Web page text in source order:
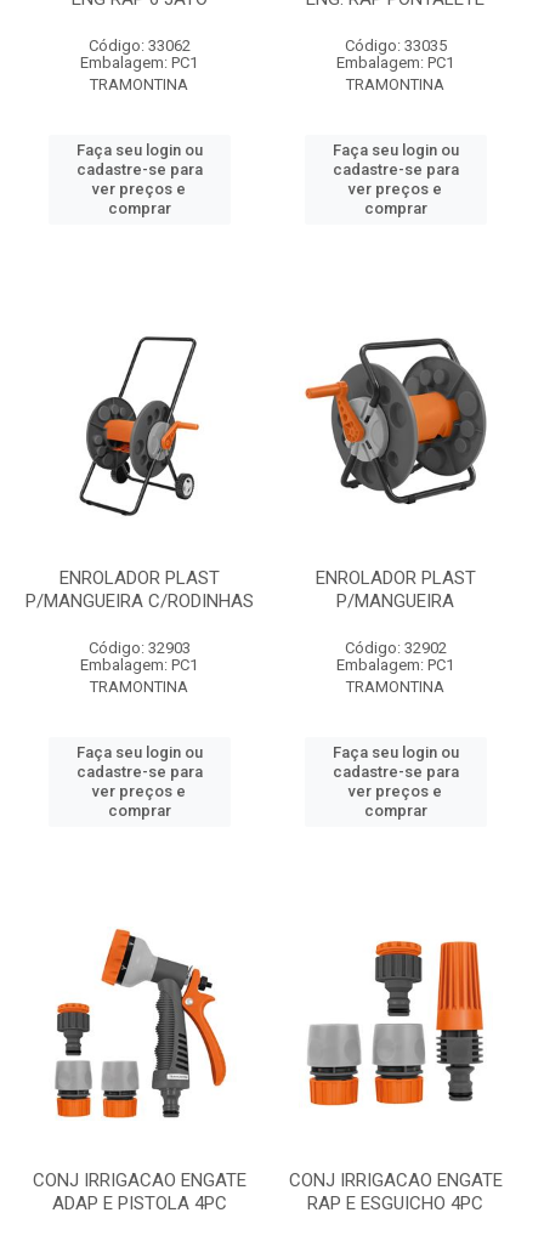
Código: 33062
Embalagem: PC1
TRAMONTINA
Faça seu login ou
cadastre-se para
ver preços e
comprar
Código: 33035
Embalagem: PC1
TRAMONTINA
Faça seu login ou
cadastre-se para
ver preços e
comprar
ENROLADOR PLAST
P/MANGUEIRA C/RODINHAS
Código: 32903
Embalagem: PC1
TRAMONTINA
Faça seu login ou
cadastre-se para
ver preços e
comprar
ENROLADOR PLAST
P/MANGUEIRA
Código: 32902
Embalagem: PC1
TRAMONTINA
Faça seu login ou
cadastre-se para
ver preços e
comprar
CONJ IRRIGACAO ENGATE
ADAP E PISTOLA 4PC
CONJ IRRIGACAO ENGATE
RAP E ESGUICHO 4PC